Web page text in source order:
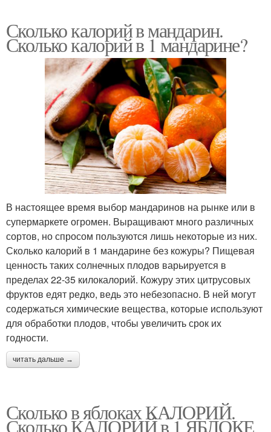
Сколько калорий в мандарин.
Сколько калорий в 1 мандарине?
В настоящее время выбор мандаринов на рынке или в
супермаркете огромен. Выращивают много различных
сортов, но спросом пользуются лишь некоторые из них.
Сколько калорий в 1 мандарине без кожуры? Пищевая
ценность таких солнечных плодов варьируется в
пределах 22-35 килокалорий. Кожуру этих цитрусовых
фруктов едят редко, ведь это небезопасно. В ней могут
содержаться химические вещества, которые используют
для обработки плодов, чтобы увеличить срок их
годности.
читать дальше →
Сколько в яблоках КАЛОРИЙ.
Сколько КАЛОРИЙ в 1 ЯБЛОКЕ